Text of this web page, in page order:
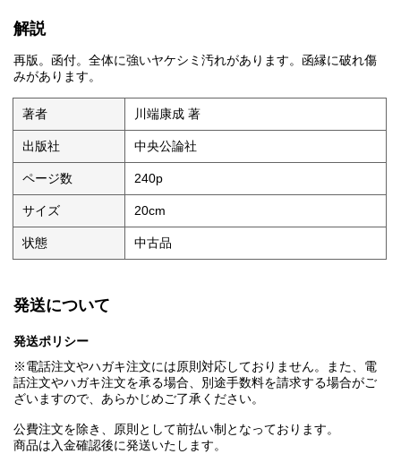
解説
再版。函付。全体に強いヤケシミ汚れがあります。函縁に破れ傷
みがあります。
著者 川端康成 著
出版社 中央公論社
ページ数 240p
サイズ 20cm
状態 中古品
発送について
発送ポリシー
※電話注文やハガキ注文には原則対応しておりません。また、電
話注文やハガキ注文を承る場合、別途手数料を請求する場合がご
ざいますので、あらかじめご了承ください。
公費注文を除き、原則として前払い制となっております。
商品は入金確認後に発送いたします。